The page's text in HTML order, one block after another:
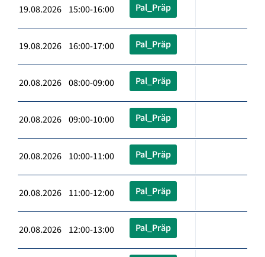
19.08.2026 15:00-16:00 Pal_Präp
19.08.2026 16:00-17:00 Pal_Präp
20.08.2026 08:00-09:00 Pal_Präp
20.08.2026 09:00-10:00 Pal_Präp
20.08.2026 10:00-11:00 Pal_Präp
20.08.2026 11:00-12:00 Pal_Präp
20.08.2026 12:00-13:00 Pal_Präp